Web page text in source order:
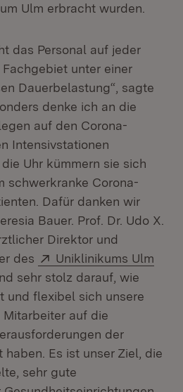
Ulm erbracht wurden.
das Personal auf jeder
unter einer
Dauerbelastung“, sagte
denke ich an die
auf den Corona-
Intensivstationen
Uhr kümmern sie sich
schwerkranke Corona-
Dafür danken wir
Bauer. Prof. Dr. Udo X.
Direktor und
des
Extern:
Uniklinikums Ulm
Fenster)
sehr stolz darauf, wie
und flexibel sich unsere
auf die
der
Es ist unser Ziel, die
sehr gute